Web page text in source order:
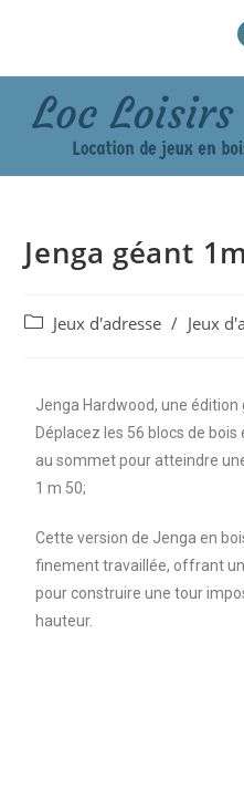
Jenga géant
Jeux d'adresse / Jeux
Jenga Hardwood, une
Déplacez les 56 blocs de
au sommet pour atteindre
1 m 50;
Cette version de Jenga en
finement travaillée, offrant
pour construire une tour
hauteur.